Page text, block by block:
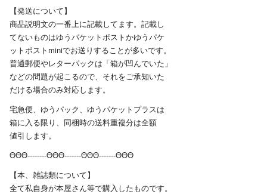
【発送について】
商品説明文の一番上に記載してます。記載し
てないものはゆうパケットポストかゆうパケ
ットポストminiでお送りすることが多いです。
普通郵便やレターパックは「箱が凹んでいた」
などの問題が起こるので、それをご承知いた
だける場合のみ対応します。
宅急便、ゆうパック、ゆうパケットプラスは
箱に入る限り、同梱時の送料重複分は全額
値引します。
ΘΘΘ--------ΘΘΘ-------ΘΘΘ-------ΘΘΘ
【本、雑誌類について】
全て私自身が本屋さん等で購入したものです。